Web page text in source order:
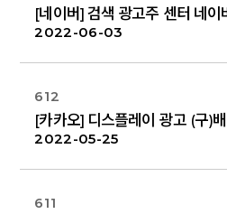
2022-06-03
612
2022-05-25
611